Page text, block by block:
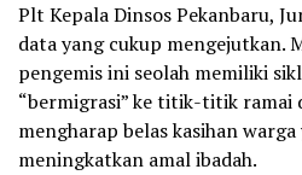
Plt Kepala Dinsos Pekanbaru,
data yang cukup mengejutkan.
pengemis ini seolah memiliki
“bermigrasi” ke titik-titik ramai
mengharap belas kasihan warga
meningkatkan amal ibadah.